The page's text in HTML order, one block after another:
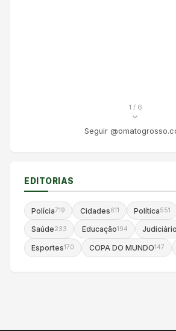
1 / 6
Seguir
EDITORIAS
Polícia719 Cidades611 Política551
Saúde233 Educação194 Judiciário
Esportes170 COPA DO MUNDO147